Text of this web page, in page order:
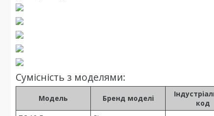
Сумісність з моделями:
Модель Бренд моделі
код